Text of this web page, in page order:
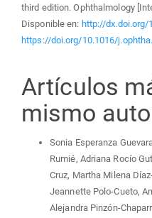
third edition. Ophthalmology
Disponible en: http://dx.doi.org/
https://doi.org/10.1016/
Artículos
mismo
Sonia Esperanza
Rumié, Adriana Rocío
Cruz, Martha Milena
Jeannette Polo-Cueto,
Alejandra Pinzón-